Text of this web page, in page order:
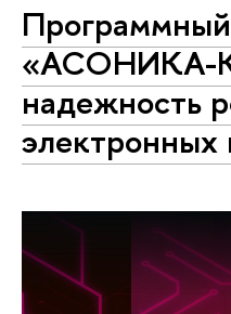
«АСОНИКА-
надежность
электронных